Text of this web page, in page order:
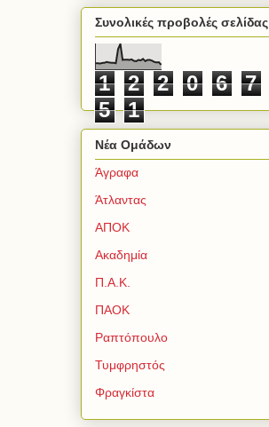
Συνολικές προβολές σελίδας
1 2 2 0 6
7
5
1
Νέα Ομάδων
Άγραφα
Άτλαντας
ΑΠΟΚ
Ακαδημία
Π.Α.Κ.
ΠΑΟΚ
Ραπτόπουλο
Τυμφρηστός
Φραγκίστα